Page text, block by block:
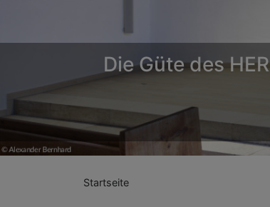
Die Güte des
Startseite